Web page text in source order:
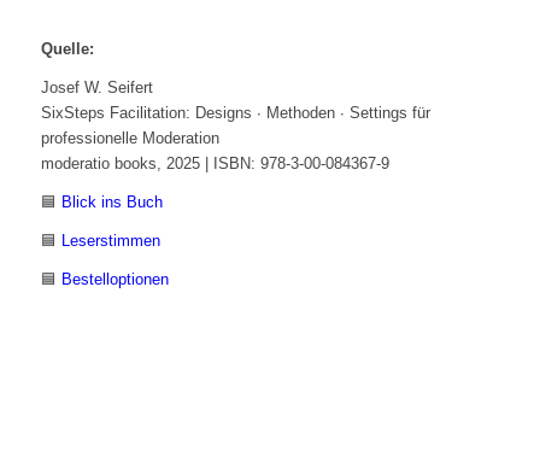
Quelle:
Josef W. Seifert
SixSteps Facilitation: Designs ∙ Methoden ∙ Settings für
professionelle Moderation
moderatio books, 2025 | ISBN: 978-3-00-084367-9
🟦 Blick ins Buch
🟦 Leserstimmen
🟦 Bestelloptionen